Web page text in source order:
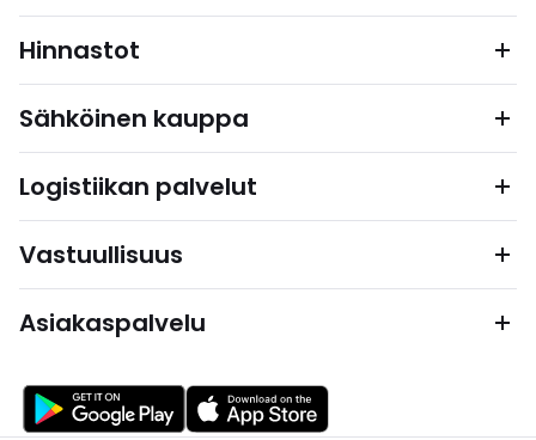
Hinnastot
Sähköinen kauppa
Logistiikan palvelut
Vastuullisuus
Asiakaspalvelu